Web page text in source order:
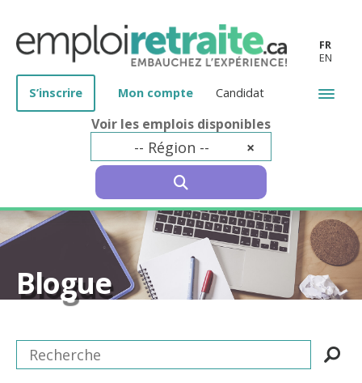
Voir les emplois disponibles
×
-- Région --
FR
EN
S’inscrire Mon compte Candidat
Blogue